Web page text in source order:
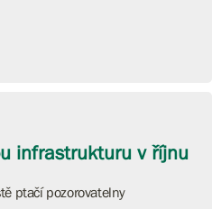
infrastrukturu v říjnu
ptačí pozorovatelny